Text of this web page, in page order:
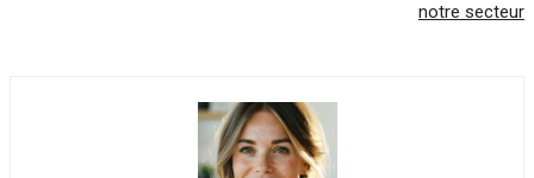
notre secteur